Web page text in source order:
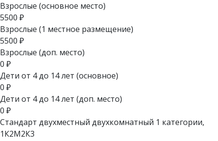
Взрослые (основное место)
5500 ₽
Взрослые (1 местное размещение)
5500 ₽
Взрослые (доп. место)
0 ₽
Дети от 4 до 14 лет (основное)
0 ₽
Дети от 4 до 14 лет (доп. место)
0 ₽
Стандарт двухместный двухкомнатный 1 категории,
1К2М2К3